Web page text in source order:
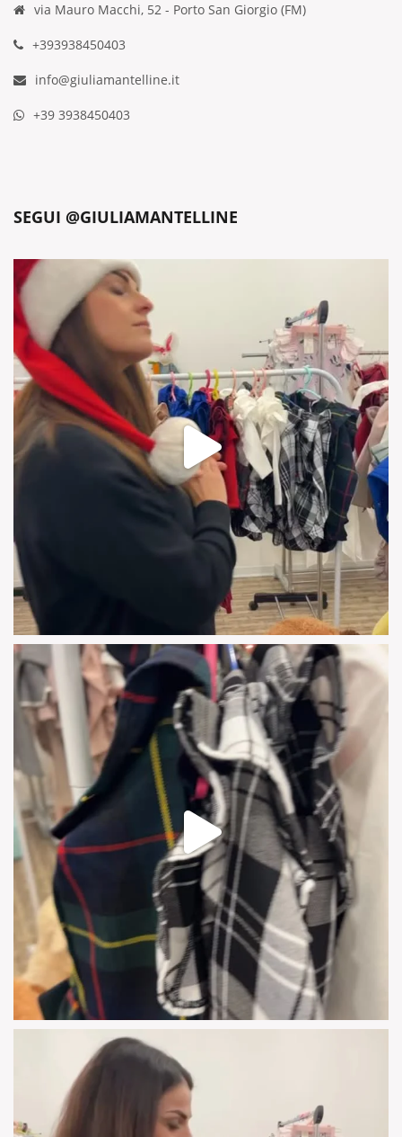
via Mauro Macchi, 52 - Porto San Giorgio (FM)
+393938450403
info@giuliamantelline.it
+39 3938450403
SEGUI @GIULIAMANTELLINE